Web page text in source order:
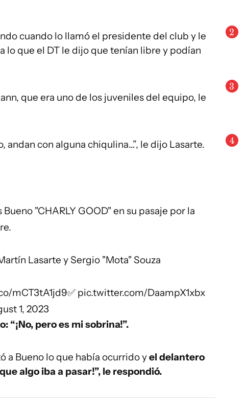
cuando lo llamó el presidente del club y le
lo que el DT le dijo que tenían libre y podían
que era uno de los juveniles del equipo, le
andan con alguna chiqulina…”, le dijo Lasarte.
"CHARLY GOOD" en su pasaje por la
Lasarte y Sergio "Mota" Souza
mCT3tA1jd9✅ pic.twitter.com/DaampX1xbx
1, 2023
“¡No, pero es mi sobrina!”.
a Bueno lo que había ocurrido yel delantero
algo iba a pasar!”, le respondió.